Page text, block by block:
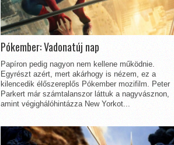
Pókember: Vadonatúj nap
Papíron pedig nagyon nem kellene működnie.
Egyrészt azért, mert akárhogy is nézem, ez a
kilencedik élőszereplős Pókember mozifilm. Peter
Parkert már számtalanszor láttuk a nagyvásznon,
amint végighálóhintázza New Yorkot...